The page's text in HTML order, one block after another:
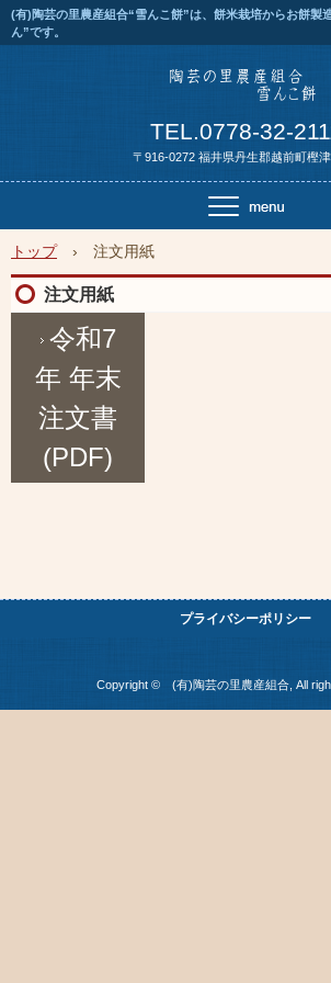
(有)陶芸の里農産組合“雪んこ餅”は、餅米栽培からお餅製
ん”です。
TEL.0778-32-
〒916-0272 福井県丹生郡越前町樫
トップ › 注文用紙
注文用紙
令和7
年 年末
注文書
(PDF)
プライバシーポリシー
Copyright © (有)陶芸の里農産組合, All